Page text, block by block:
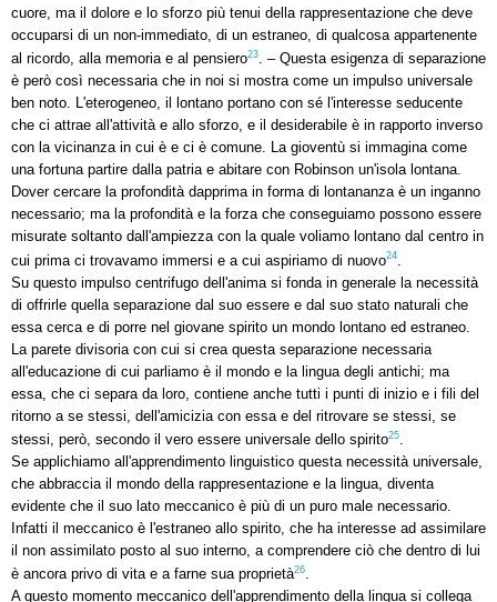
cuore, ma il dolore e lo sforzo più tenui della rappresentazione che deve
occuparsi di un non-immediato, di un estraneo, di qualcosa appartenente
al ricordo, alla memoria e al pensiero23. – Questa esigenza di separazione
è però così necessaria che in noi si mostra come un impulso universale
ben noto. L'eterogeneo, il lontano portano con sé l'interesse seducente
che ci attrae all'attività e allo sforzo, e il desiderabile è in rapporto inverso
con la vicinanza in cui è e ci è comune. La gioventù si immagina come
una fortuna partire dalla patria e abitare con Robinson un'isola lontana.
Dover cercare la profondità dapprima in forma di lontananza è un inganno
necessario; ma la profondità e la forza che conseguiamo possono essere
misurate soltanto dall'ampiezza con la quale voliamo lontano dal centro in
cui prima ci trovavamo immersi e a cui aspiriamo di nuovo24
Su questo impulso centrifugo dell'anima si fonda in generale la necessità
di offrirle quella separazione dal suo essere e dal suo stato naturali che
essa cerca e di porre nel giovane spirito un mondo lontano ed estraneo.
La parete divisoria con cui si crea questa separazione necessaria
all'educazione di cui parliamo è il mondo e la lingua degli antichi; ma
essa, che ci separa da loro, contiene anche tutti i punti di inizio e i fili del
ritorno a se stessi, dell'amicizia con essa e del ritrovare se stessi, se
stessi, però, secondo il vero essere universale dello spirito25
Se applichiamo all'apprendimento linguistico questa necessità universale,
che abbraccia il mondo della rappresentazione e la lingua, diventa
evidente che il suo lato meccanico è più di un puro male necessario.
Infatti il meccanico è l'estraneo allo spirito, che ha interesse ad assimilare
il non assimilato posto al suo interno, a comprendere ciò che dentro di lui
è ancora privo di vita e a farne sua proprietà26.
A questo momento meccanico dell'apprendimento della lingua si collega